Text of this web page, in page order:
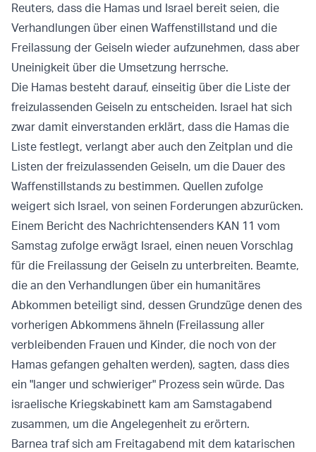
Reuters, dass die Hamas und Israel bereit seien, die
Verhandlungen über einen Waffenstillstand und die
Freilassung der Geiseln wieder aufzunehmen, dass aber
Uneinigkeit über die Umsetzung herrsche.
Die Hamas besteht darauf, einseitig über die Liste der
freizulassenden Geiseln zu entscheiden. Israel hat sich
zwar damit einverstanden erklärt, dass die Hamas die
Liste festlegt, verlangt aber auch den Zeitplan und die
Listen der freizulassenden Geiseln, um die Dauer des
Waffenstillstands zu bestimmen. Quellen zufolge
weigert sich Israel, von seinen Forderungen abzurücken.
Einem Bericht des Nachrichtensenders KAN 11 vom
Samstag zufolge erwägt Israel, einen neuen Vorschlag
für die Freilassung der Geiseln zu unterbreiten. Beamte,
die an den Verhandlungen über ein humanitäres
Abkommen beteiligt sind, dessen Grundzüge denen des
vorherigen Abkommens ähneln (Freilassung aller
verbleibenden Frauen und Kinder, die noch von der
Hamas gefangen gehalten werden), sagten, dass dies
ein "langer und schwieriger" Prozess sein würde. Das
israelische Kriegskabinett kam am Samstagabend
zusammen, um die Angelegenheit zu erörtern.
Barnea traf sich am Freitagabend mit dem katarischen